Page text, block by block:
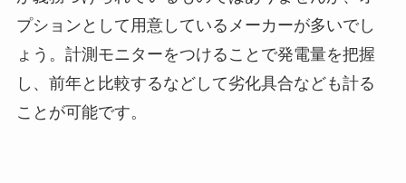
プションとして用意しているメーカーが多いでし
ょう。計測モニターをつけることで発電量を把握
し、前年と比較するなどして劣化具合なども計る
ことが可能です。